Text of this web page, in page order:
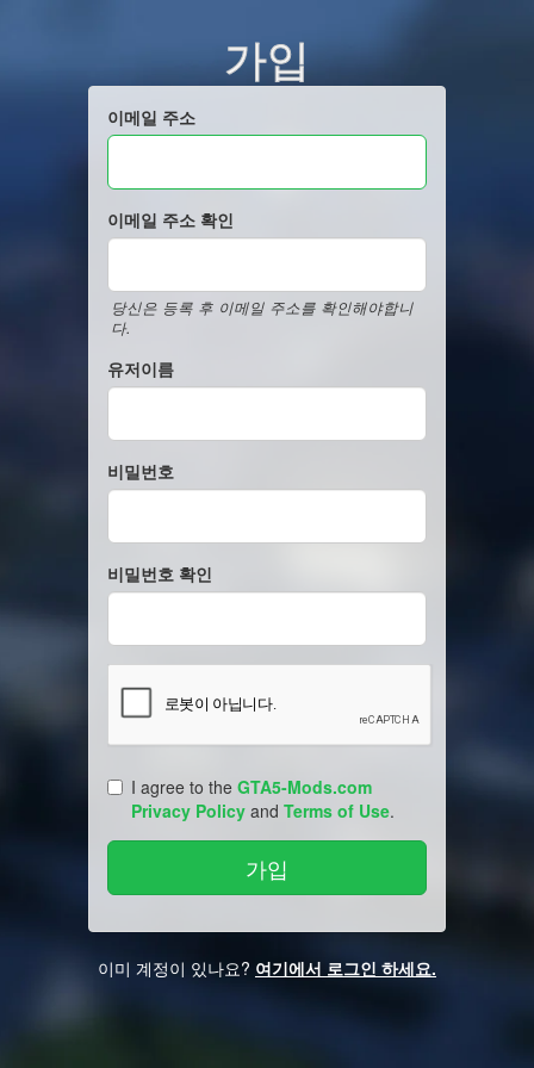
가입
이메일 주소
이메일 주소 확인
당신은 등록 후 이메일 주소를 확인해야합니
다.
유저이름
비밀번호
비밀번호 확인
I agree to the GTA5-Mods.com
Privacy Policy and Terms of Use.
이미 계정이 있나요? 여기에서 로그인 하세요.